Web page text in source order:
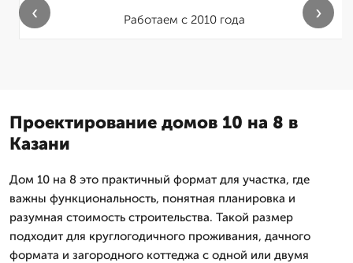
Работаем с 2010 года
‹ ›
Проектирование домов 10 на 8 в
Казани
Дом 10 на 8 это практичный формат для участка, где
важны функциональность, понятная планировка и
разумная стоимость строительства. Такой размер
подходит для круглогодичного проживания, дачного
формата и загородного коттеджа с одной или двумя